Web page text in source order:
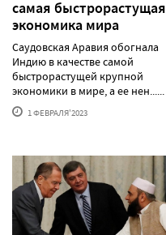
самая быстрорастущая
экономика мира
Саудовская Аравия обогнала
Индию в качестве самой
быстрорастущей крупной
экономики в мире, а ее нен......
1 ФЕВРАЛЯ'2023